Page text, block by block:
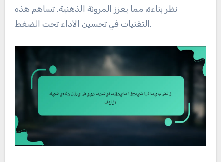
نظر بناءة، مما يعزز المرونة الذهنية. تساهم هذه
التقنيات في تحسين الأداء تحت الضغط.